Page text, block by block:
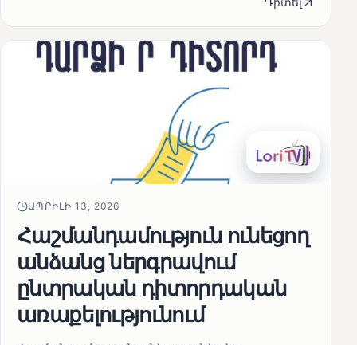
ԱՊՐԻԼԻ 13, 2026
Հաշմանդամություն ունեցող
անձանց ներգրավում
ընտրական դիտորդական
առաքելությունում